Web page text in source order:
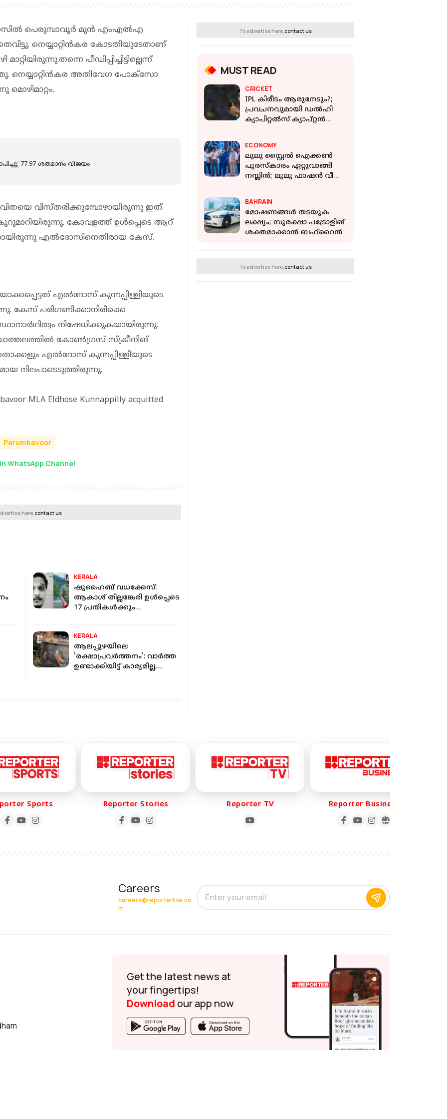
പെരുമ്പാവൂര്‍ മുന്‍ എംഎല്‍എ
നെയ്യാറ്റിന്‍കര കോടതിയുടേതാണ്
പീഡിപ്പിച്ചിട്ടില്ലെന്ന്
നെയ്യാറ്റിന്‍കര അതിവേഗ പോക്‌സോ
77.97 ശതമാനം വിജയം
വിസ്തരിക്കുമ്പോഴായിരുന്നു ഇത്.
കോവളത്ത് ഉള്‍പ്പെടെ ആറ്
എൽദോസിനെതിരായ കേസ്.
എൽദോസ് കുന്നപ്പിള്ളിയുടെ
കേസ് പരിഗണിക്കാനിരിക്കെ
നിഷേധിക്കുകയായിരുന്നു.
കോൺഗ്രസ് സ്‌ക്രീനിങ്
എൽദോസ് കുന്നപ്പിള്ളിയുടെ
നിലപാടെടുത്തിരുന്നു.
MLA Eldhose Kunnappilly acquitted
Perumbavoor
WhatsApp Channel
here,contact us
KERALA
ഷുഹൈബ് വധക്കേസ്:
ആകാശ് തില്ലങ്കേരി ഉൾപ്പെടെ
17 പ്രതികൾക്കും
KERALA
ആലപ്പുഴയിലെ
'രക്ഷാപ്രവർത്തനം': വാർത്ത
ഉണ്ടാക്കിയിട്ട് കാര്യമില്ല,
To advertise here, contact us
MUST READ
CRICKET
IPL കിരീടം ആരുനേടും?;
പ്രവചനവുമായി ഡല്‍ഹി
ക്യാപിറ്റല്‍സ് ക്യാപ്റ്റന്‍
ECONOMY
ലുലു സ്റ്റൈൽ ഐക്കൺ
പുരസ്കാരം ഏറ്റുവാങ്ങി
നസ്ലിൻ; ലുലു ഫാഷൻ വീക്ക്
BAHRAIN
മോഷണങ്ങൾ തടയുക
ലക്ഷ്യം; സുരക്ഷാ പട്രോളിങ്
ശക്തമാക്കാൻ ബഹ്റൈൻ
To advertise here, contact us
Sports Reporter Stories Reporter TV Reporter Business
Careers
careers@reporterlive.co
m
Get the latest news at
your fingertips!
Download our app now